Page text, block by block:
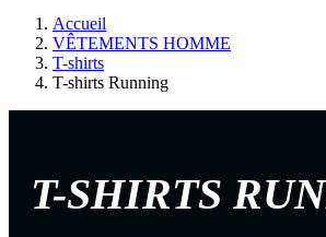
Accueil
VÊTEMENTS HOMME
T-shirts
T-shirts Running
T-SHIRTS